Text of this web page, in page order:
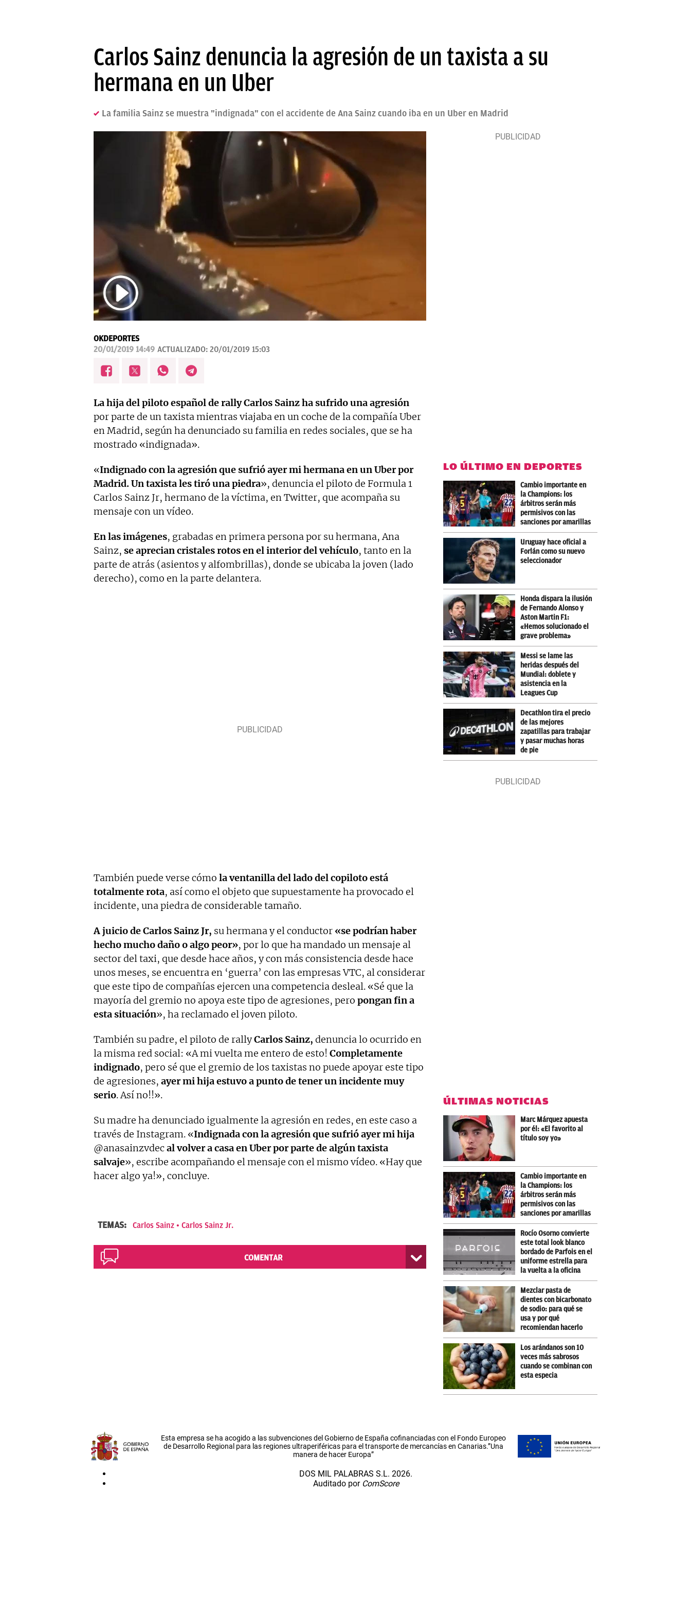
Carlos Sainz denuncia la agresión de un taxista a su
hermana en un Uber
La familia Sainz se muestra "indignada" con el accidente de Ana Sainz cuando iba en un Uber en Madrid
OKDEPORTES
20/01/2019 14:49 ACTUALIZADO: 20/01/2019 15:03
La hija del piloto español de rally Carlos Sainz ha sufrido una agresión
por parte de un taxista mientras viajaba en un coche de la compañía Uber
en Madrid, según ha denunciado su familia en redes sociales, que se ha
mostrado «indignada».
«Indignado con la agresión que sufrió ayer mi hermana en un Uber por
Madrid. Un taxista les tiró una piedra», denuncia el piloto de Formula 1
Carlos Sainz Jr, hermano de la víctima, en Twitter, que acompaña su
mensaje con un vídeo.
En las imágenes, grabadas en primera persona por su hermana, Ana
Sainz, se aprecian cristales rotos en el interior del vehículo, tanto en la
parte de atrás (asientos y alfombrillas), donde se ubicaba la joven (lado
derecho), como en la parte delantera.
También puede verse cómo la ventanilla del lado del copiloto está
totalmente rota, así como el objeto que supuestamente ha provocado el
incidente, una piedra de considerable tamaño.
A juicio de Carlos Sainz Jr, su hermana y el conductor «se podrían haber
hecho mucho daño o algo peor», por lo que ha mandado un mensaje al
sector del taxi, que desde hace años, y con más consistencia desde hace
unos meses, se encuentra en ‘guerra’ con las empresas VTC, al considerar
que este tipo de compañías ejercen una competencia desleal. «Sé que la
mayoría del gremio no apoya este tipo de agresiones, pero pongan fin a
esta situación», ha reclamado el joven piloto.
También su padre, el piloto de rallyCarlos Sainz, denuncia lo ocurrido en
la misma red social: «A mi vuelta me entero de esto! Completamente
indignado, pero sé que el gremio de los taxistas no puede apoyar este tipo
de agresiones, ayer mi hija estuvo a punto de tener un incidente muy
serio. Así no!!».
Su madre ha denunciado igualmente la agresión en redes, en este caso a
través de Instagram. «Indignada con la agresión que sufrió ayer mi hija
@anasainzvdecal volver a casa en Uber por parte de algún taxista
salvaje», escribe acompañando el mensaje con el mismo vídeo. «Hay que
hacer algo ya!», concluye.
TEMAS: Carlos Sainz Carlos Sainz Jr.
COMENTAR
LO ÚLTIMO EN DEPORTES
Cambio importante en
la Champions: los
árbitros serán más
permisivos con las
sanciones por amarillas
Uruguay hace oficial a
Forlán como su nuevo
seleccionador
Honda dispara la ilusión
de Fernando Alonso y
Aston Martin F1:
«Hemos solucionado el
grave problema»
Messi se lame las
heridas después del
Mundial: doblete y
asistencia en la
Leagues Cup
Decathlon tira el precio
de las mejores
zapatillas para trabajar
y pasar muchas horas
de pie
ÚLTIMAS NOTICIAS
Marc Márquez apuesta
por él: «El favorito al
título soy yo»
Cambio importante en
la Champions: los
árbitros serán más
permisivos con las
sanciones por amarillas
Rocío Osorno convierte
este total look blanco
bordado de Parfois en el
uniforme estrella para
la vuelta a la oficina
Mezclar pasta de
dientes con bicarbonato
de sodio: para qué se
usa y por qué
recomiendan hacerlo
Los arándanos son 10
veces más sabrosos
cuando se combinan con
esta especia
Esta empresa se ha acogido a las subvenciones del Gobierno de España cofinanciadas con el Fondo Europeo
de Desarrollo Regional para las regiones ultraperiféricas para el transporte de mercancías en Canarias.”Una
manera de hacer Europa”
DOS MIL PALABRAS S.L. 2026.
Auditado por ComScore